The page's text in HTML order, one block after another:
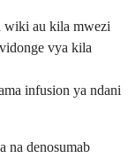
wiki au kila mwezi
vya kila
infusion ya ndani
na denosumab